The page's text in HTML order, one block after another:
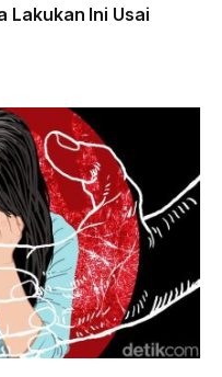
Lakukan Ini Usai